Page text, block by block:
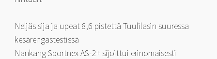
Neljäs sija ja upeat 8,6 pistettä Tuulilasin suuressa
kesärengastestissä
Nankang Sportnex AS-2+ sijoittui erinomaisesti